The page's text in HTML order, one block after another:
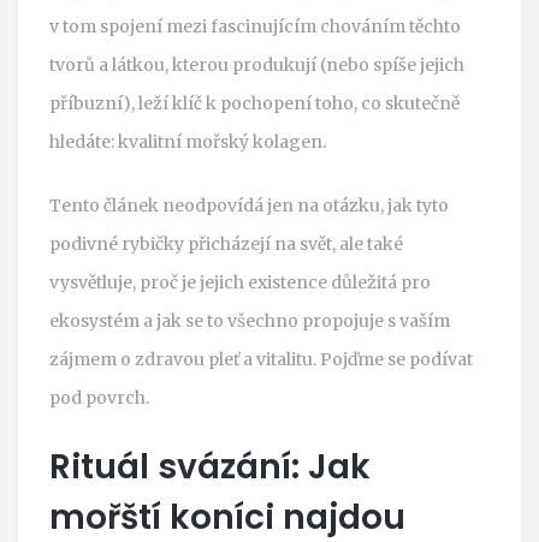
v tom spojení mezi fascinujícím chováním těchto
tvorů a látkou, kterou produkují (nebo spíše jejich
příbuzní), leží klíč k pochopení toho, co skutečně
hledáte: kvalitní mořský kolagen.
Tento článek neodpovídá jen na otázku, jak tyto
podivné rybičky přicházejí na svět, ale také
vysvětluje, proč je jejich existence důležitá pro
ekosystém a jak se to všechno propojuje s vaším
zájmem o zdravou pleť a vitalitu. Pojďme se podívat
pod povrch.
Rituál svázání: Jak
mořští koníci najdou